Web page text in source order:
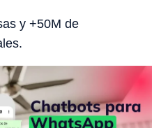
y +50M de